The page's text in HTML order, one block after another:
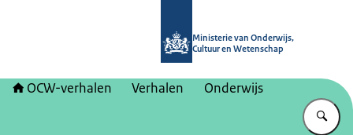
Ministerie van Onderwijs,
Cultuur en Wetenschap
OCW-verhalen Verhalen Onderwijs